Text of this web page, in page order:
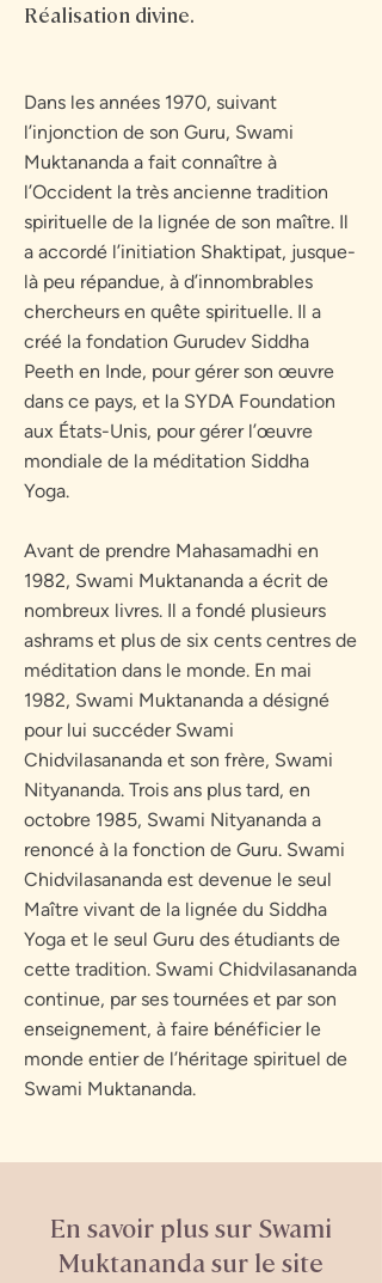
Réalisation divine.
Dans les années 1970, suivant
l’injonction de son Guru, Swami
Muktananda a fait connaître à
l’Occident la très ancienne tradition
spirituelle de la lignée de son maître. Il
a accordé l’initiation Shaktipat, jusque-
là peu répandue, à d’innombrables
chercheurs en quête spirituelle. Il a
créé la fondation Gurudev Siddha
Peeth en Inde, pour gérer son œuvre
dans ce pays, et la SYDA Foundation
aux États-Unis, pour gérer l’œuvre
mondiale de la méditation Siddha
Yoga.
Avant de prendre Mahasamadhi en
1982, Swami Muktananda a écrit de
nombreux livres. Il a fondé plusieurs
ashrams et plus de six cents centres de
méditation dans le monde. En mai
1982, Swami Muktananda a désigné
pour lui succéder Swami
Chidvilasananda et son frère, Swami
Nityananda. Trois ans plus tard, en
octobre 1985, Swami Nityananda a
renoncé à la fonction de Guru. Swami
Chidvilasananda est devenue le seul
Maître vivant de la lignée du Siddha
Yoga et le seul Guru des étudiants de
cette tradition. Swami Chidvilasananda
continue, par ses tournées et par son
enseignement, à faire bénéficier le
monde entier de l’héritage spirituel de
Swami Muktananda.
En savoir plus sur Swami
Muktananda sur le site